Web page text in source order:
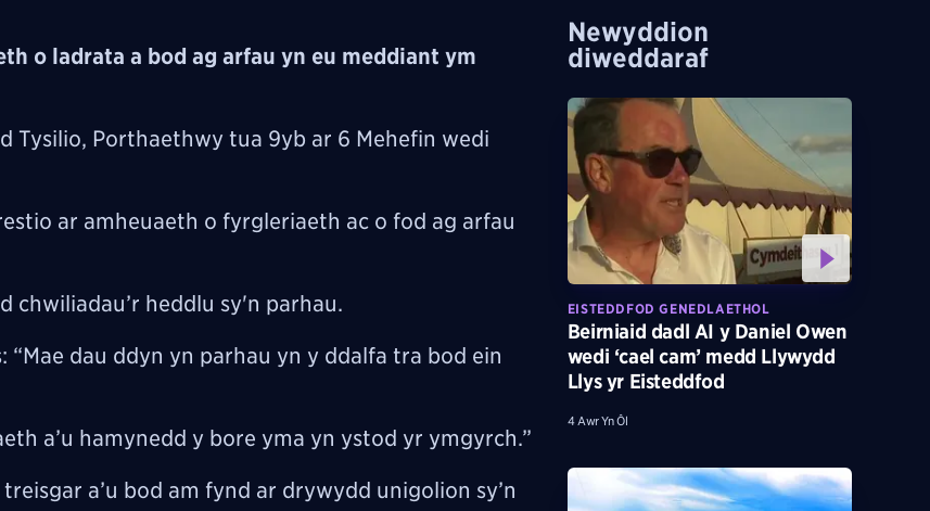
o ladrata a bod ag arfau yn eu meddiant ym
Tysilio, Porthaethwy tua 9yb ar 6 Mehefin wedi
ar amheuaeth o fyrgleriaeth ac o fod ag arfau
chwiliadau’r heddlu sy'n parhau.
dau ddyn yn parhau yn y ddalfa tra bod ein
a’u hamynedd y bore yma yn ystod yr ymgyrch.”
a’u bod am fynd ar drywydd unigolion sy’n
Newyddion
diweddaraf
EISTEDDFOD GENEDLAETHOL
Beirniaid dadl AI y Daniel Owen
wedi ‘cael cam’ medd Llywydd
Llys yr Eisteddfod
4 Awr Yn Ôl